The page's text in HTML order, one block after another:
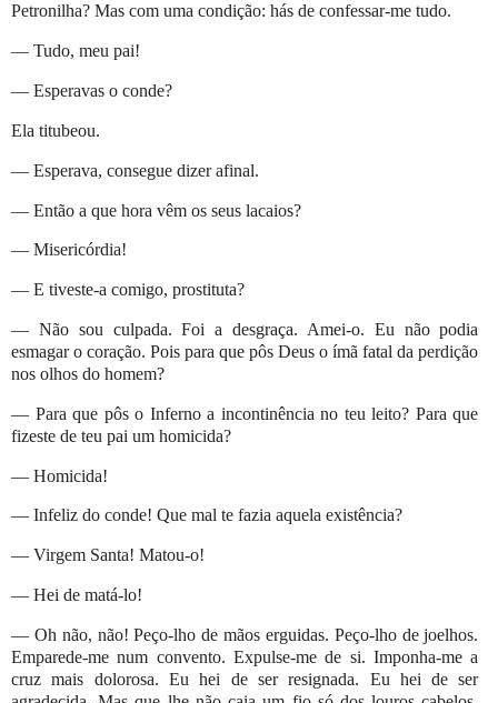
Petronilha? Mas com uma condição: hás de confessar-me tudo.
— Tudo, meu pai!
— Esperavas o conde?
Ela titubeou.
— Esperava, consegue dizer afinal.
— Então a que hora vêm os seus lacaios?
— Misericórdia!
— E tiveste-a comigo, prostituta?
— Não sou culpada. Foi a desgraça. Amei-o. Eu não podia
esmagar o coração. Pois para que pôs Deus o ímã fatal da perdição
nos olhos do homem?
— Para que pôs o Inferno a incontinência no teu leito? Para que
fizeste de teu pai um homicida?
— Homicida!
— Infeliz do conde! Que mal te fazia aquela existência?
— Virgem Santa! Matou-o!
— Hei de matá-lo!
— Oh não, não! Peço-lho de mãos erguidas. Peço-lho de joelhos.
Emparede-me num convento. Expulse-me de si. Imponha-me a
cruz mais dolorosa. Eu hei de ser resignada. Eu hei de ser